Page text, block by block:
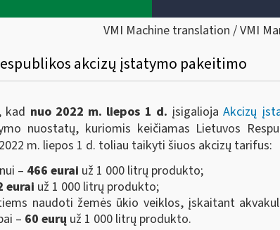
VMI Machine translation / VMI
akcizų įstatymo pakeitimo
kad nuo 2022 m. liepos 1 d. įsigaliojaAkcizų
nuostatų, kuriomis keičiamas Lietuvos
m. liepos 1 d. toliau taikyti šiuos akcizų tarifus:
– 466 eurai už 1 000 litrų produkto;
eurai už 1 000 litrų produkto;
naudoti žemės ūkio veiklos, įskaitant
– 60 eurų už 1 000 litrų produkto.